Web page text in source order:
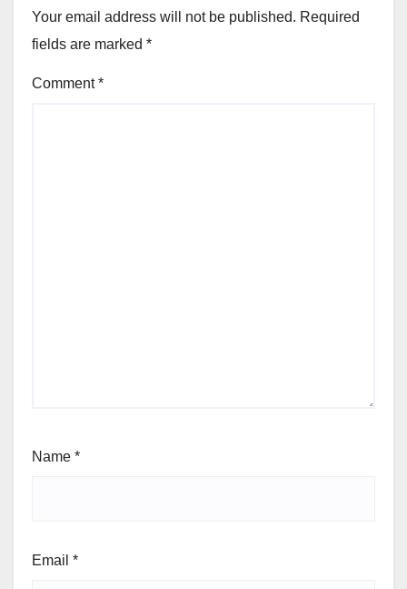
Your email address will not be published. Required
fields are marked *
Comment*
Name *
Email *